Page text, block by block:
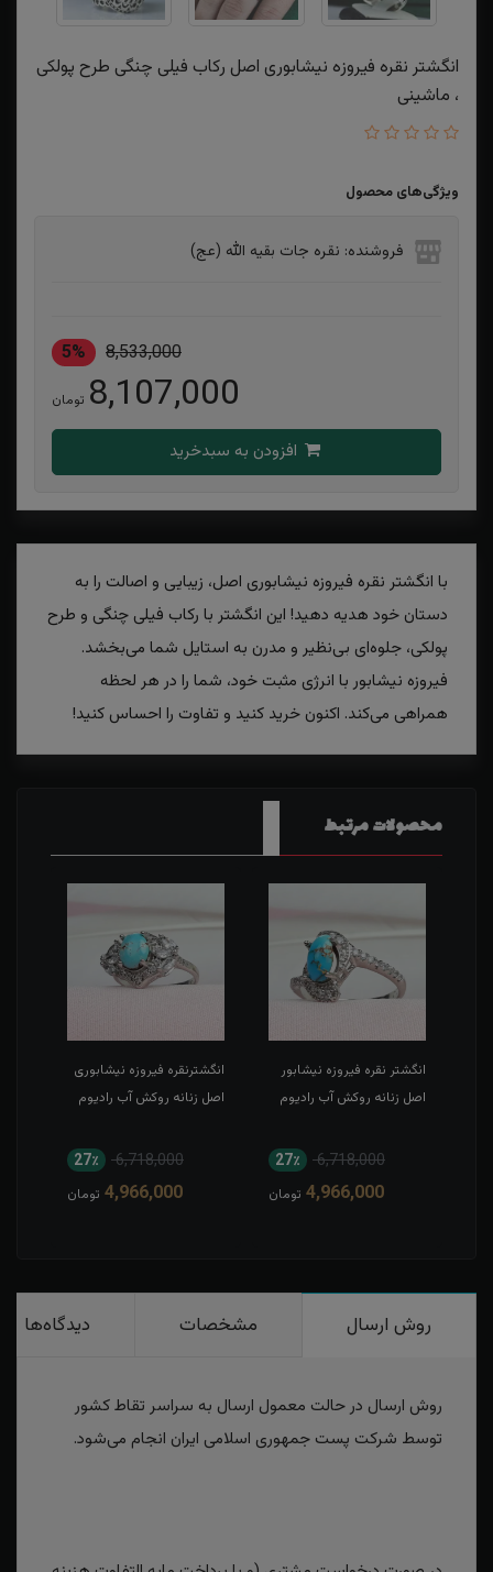
انگشتر نقره فیروزه نیشابوری اصل رکاب فیلی چنگی طرح پولکی
، ماشینی
ویژگی‌های محصول
فروشنده: نقره جات بقیه الله (عج)
8,533,000
5%
8,107,000 تومان
با انگشتر نقره فیروزه نیشابوری اصل، زیبایی و اصالت را به
دستان خود هدیه دهید! این انگشتر با رکاب فیلی چنگی و طرح
پولکی، جلوه‌ای بی‌نظیر و مدرن به استایل شما می‌بخشد.
فیروزه نیشابور با انرژی مثبت خود، شما را در هر لحظه
همراهی می‌کند. اکنون خرید کنید و تفاوت را احساس کنید!
محصولات مرتبط
انگشتر نقره فیروزه نیشابور
اصل زنانه روکش آب رادیوم
6,718,000 27٪
4,966,000 تومان
انگشترنقره فیروزه نیشابوری
اصل زنانه روکش آب رادیوم
6,718,000 27٪
4,966,000 تومان
روش ارسال مشخصات دیدگاه‌ها
روش ارسال در حالت معمول ارسال به سراسر تقاط کشور
توسط شرکت پست جمهوری اسلامی ایران انجام می‌شود.